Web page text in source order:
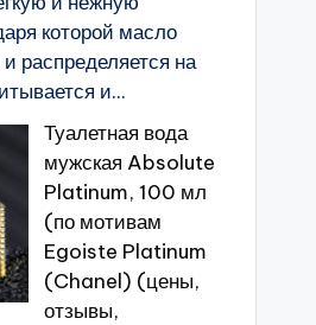
которой масло
распределяется на
и...
Туалетная вода
мужская Absolute
Platinum, 100 мл
(по мотивам
Egoiste Platinum
(Chanel) (цены,
отзывы,